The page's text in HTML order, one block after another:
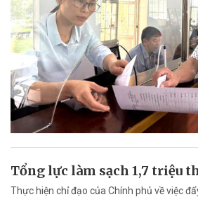
Tổng lực làm sạch 1,7 triệu
Thực hiện chỉ đạo của Chính phủ về việc